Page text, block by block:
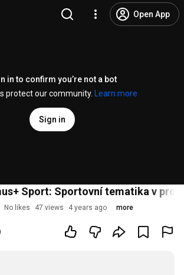
Open App
in to confirm you’re not a bot
protect our community.
Learn more
Sign in
Sport: Sportovní tematika v
No likes 47 views 4 years ago more